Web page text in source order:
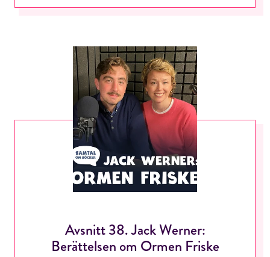
Avsnitt 38. Jack Werner:
Berättelsen om Ormen Friske